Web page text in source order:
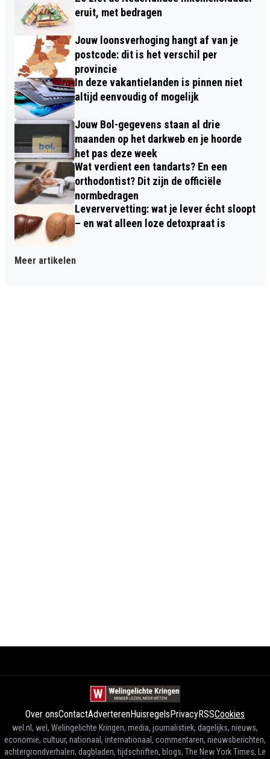
eruit, met bedragen
Jouw loonsverhoging hangt af van je
postcode: dit is het verschil per
provincie
In deze vakantielanden is pinnen niet
altijd eenvoudig of mogelijk
Jouw Bol-gegevens staan al drie
maanden op het darkweb en je hoorde
het pas deze week
Wat verdient een tandarts? En een
orthodontist? Dit zijn de officiële
normbedragen
Leververvetting: wat je lever écht sloopt
– en wat alleen loze detoxpraat is
Meer artikelen
Over onsContactAdverterenHuisregelsPrivacyRSSCookies
wel.nl, wel, Welingelichte Kringen, media, journalistiek, dagelijks, nieuws,
economie, cultuur, nationaal, internationaal, commentaren, nieuwsberichten,
achtergrondverhalen, dagbladen, tijdschriften, blogs, The New York Times, Le